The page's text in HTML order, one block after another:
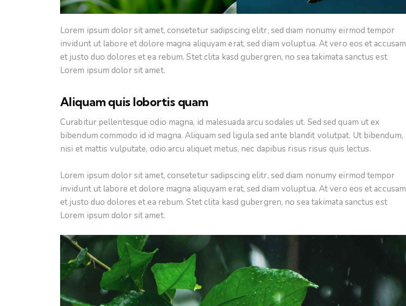
Lorem ipsum dolor sit amet, consetetur sadipscing elitr, sed diam nonumy eirmod tempor
invidunt ut labore et dolore magna aliquyam erat, sed diam voluptua. At vero eos et accusam
et justo duo dolores et ea rebum. Stet clita kasd gubergren, no sea takimata sanctus est
Lorem ipsum dolor sit amet.
Aliquam quis lobortis quam
Curabitur pellentesque odio magna, id malesuada arcu sodales ut. Sed sed quam ut ex
bibendum commodo id id magna. Aliquam sed ligula sed ante blandit volutpat. Ut bibendum,
nisi et mattis vulputate, odio arcu aliquet metus, nec dapibus risus risus quis lectus.
Lorem ipsum dolor sit amet, consetetur sadipscing elitr, sed diam nonumy eirmod tempor
invidunt ut labore et dolore magna aliquyam erat, sed diam voluptua. At vero eos et accusam
et justo duo dolores et ea rebum. Stet clita kasd gubergren, no sea takimata sanctus est
Lorem ipsum dolor sit amet.